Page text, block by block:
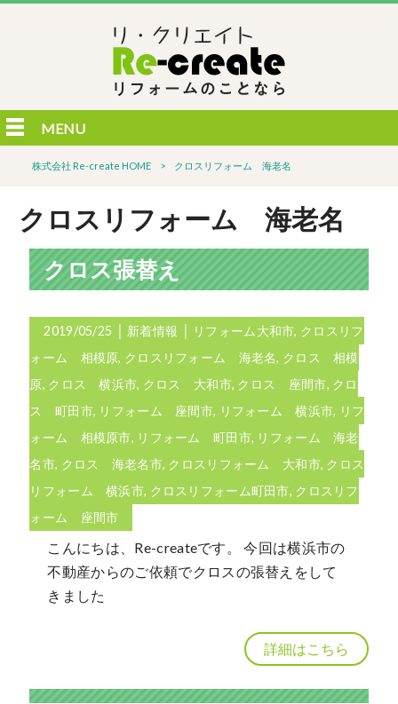
MENU
株式会社 Re-create HOME > クロスリフォーム 海老名
クロスリフォーム 海老名
クロス張替え
2019/05/25 新着情報 リフォーム大和市, クロスリフ
ォーム 相模原, クロスリフォーム 海老名, クロス 相模
原, クロス 横浜市, クロス 大和市, クロス 座間市, クロ
ス 町田市, リフォーム 座間市, リフォーム 横浜市, リフ
ォーム 相模原市, リフォーム 町田市, リフォーム 海老
名市, クロス 海老名市, クロスリフォーム 大和市, クロス
リフォーム 横浜市, クロスリフォーム町田市, クロスリフ
ォーム 座間市
こんにちは、Re-createです。 今回は横浜市の
不動産からのご依頼でクロスの張替えをして
きました
詳細はこちら